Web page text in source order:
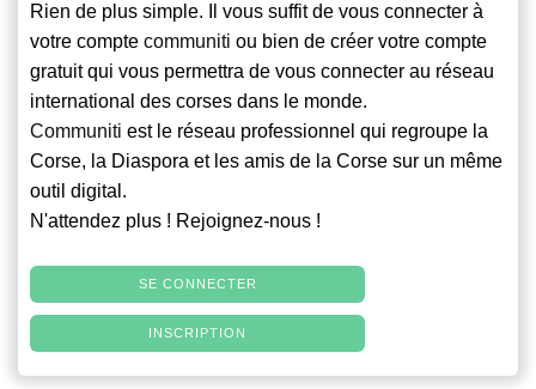
Rien de plus simple. Il vous suffit de vous connecter à
votre compte communiti ou bien de créer votre compte
gratuit qui vous permettra de vous connecter au réseau
international des corses dans le monde.
Communiti est le réseau professionnel qui regroupe la
Corse, la Diaspora et les amis de la Corse sur un même
outil digital.
N'attendez plus ! Rejoignez-nous !
SE CONNECTER
INSCRIPTION